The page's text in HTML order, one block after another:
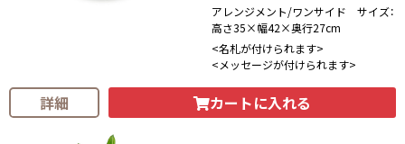
アレンジメント/ワンサイド サイズ：
高さ35×幅42×奥行27cm
<名札が付けられます>
<メッセージが付けられます>
詳細 カートに入れる